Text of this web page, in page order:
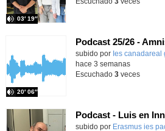
03′ 19″
Podcast 25/26 -
subido por Ies canadareal
20′ 06″
hace 3 semanas
Escuchado 3veces
Podcast - Luis en
subido por Erasmus ies